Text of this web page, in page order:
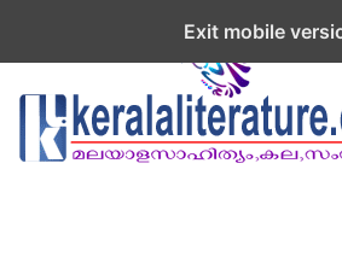
Exit mobile